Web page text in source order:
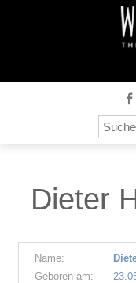
Dieter
Name:
Geboren am: